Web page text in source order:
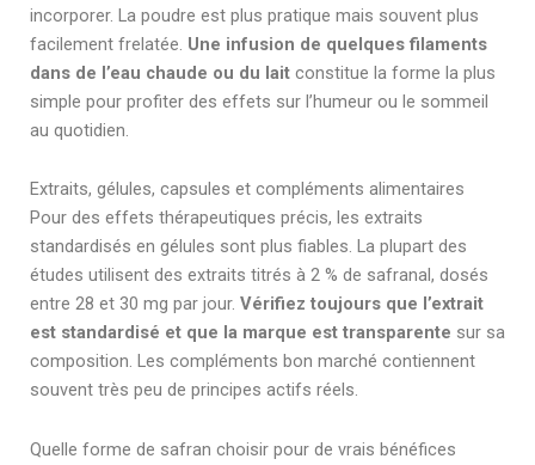
incorporer. La poudre est plus pratique mais souvent plus
facilement frelatée. Une infusion de quelques filaments
dans de l’eau chaude ou du laitconstitue la forme la plus
simple pour profiter des effets sur l’humeur ou le sommeil
au quotidien.
Extraits, gélules, capsules et compléments alimentaires
Pour des effets thérapeutiques précis, les extraits
standardisés en gélules sont plus fiables. La plupart des
études utilisent des extraits titrés à 2 % de safranal, dosés
entre 28 et 30 mg par jour. Vérifiez toujours que l’extrait
est standardisé et que la marque est transparente sur sa
composition. Les compléments bon marché contiennent
souvent très peu de principes actifs réels.
Quelle forme de safran choisir pour de vrais bénéfices